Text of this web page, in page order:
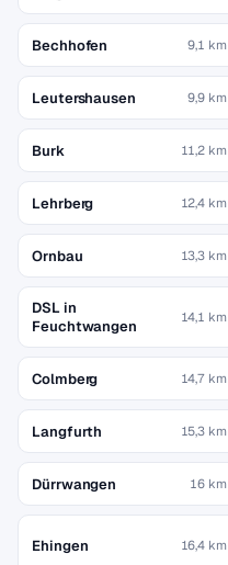
Bechhofen 9,1 km
Leutershausen 9,9 km
Burk 11,2 km
Lehrberg 12,4 km
Ornbau 13,3 km
DSL in
Feuchtwangen
14,1 km
Colmberg 14,7 km
Langfurth 15,3 km
Dürrwangen 16 km
Ehingen 16,4 km